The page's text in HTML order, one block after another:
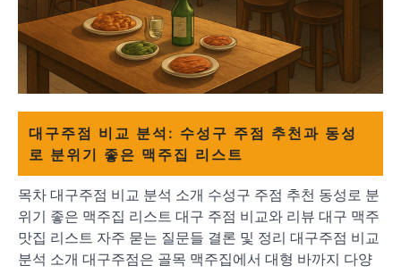
대구주점 비교 분석: 수성구 주점 추천과 동성
로 분위기 좋은 맥주집 리스트
목차 대구주점 비교 분석 소개 수성구 주점 추천 동성로 분
위기 좋은 맥주집 리스트 대구 주점 비교와 리뷰 대구 맥주
맛집 리스트 자주 묻는 질문들 결론 및 정리 대구주점 비교
분석 소개 대구주점은 골목 맥주집에서 대형 바까지 다양